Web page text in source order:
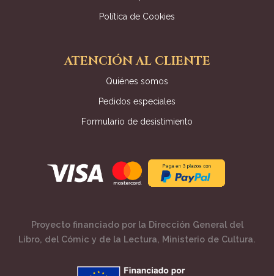
Política de Cookies
ATENCIÓN AL CLIENTE
Quiénes somos
Pedidos especiales
Formulario de desistimiento
Proyecto financiado por la Dirección General del
Libro, del Cómic y de la Lectura, Ministerio de Cultura.